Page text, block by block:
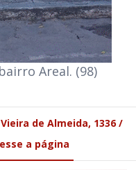
Areal. (98)
de Almeida, 1336 /
a página